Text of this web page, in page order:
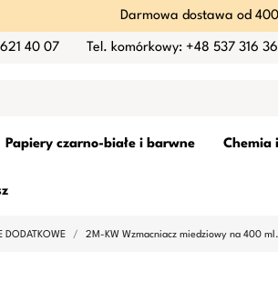
Darmowa dostawa od
40 07 Tel. komórkowy: +48 537 316
Papiery czarno-białe i barwne Chemia
DODATKOWE 2M-KW Wzmacniacz miedziowy na 400